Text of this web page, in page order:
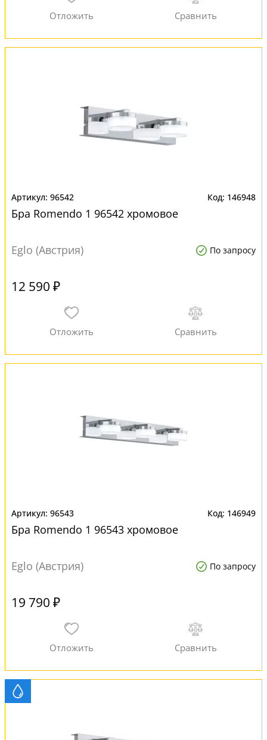
96542 146948
Бра Romendo 1 96542 хромовое
Eglo (Австрия) По запросу
12 590 ₽
96543 146949
Бра Romendo 1 96543 хромовое
Eglo (Австрия) По запросу
19 790 ₽